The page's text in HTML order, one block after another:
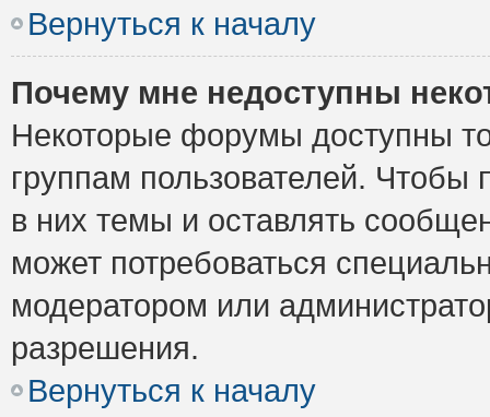
Вернуться к началу
Почему мне недоступны
Некоторые форумы доступны
группам пользователей. Чтобы
в них темы и оставлять
может потребоваться
модератором или
разрешения.
Вернуться к началу